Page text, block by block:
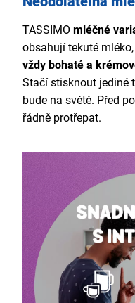
TASSIMO mléčné
obsahují tekuté
vždy bohaté a
Stačí stisknout jediné
bude na světě. Před
řádně protřepat.